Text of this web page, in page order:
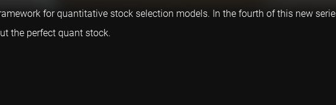
for quantitative stock selection models. In the fourth of this new
the perfect quant stock.